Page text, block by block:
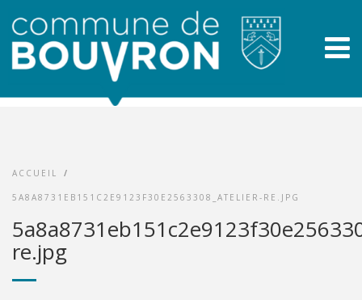
ACCUEIL /
5A8A8731EB151C2E9123F30E2563308_ATELIER-RE.JPG
re.jpg